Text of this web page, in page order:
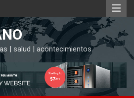
| salud | acontecimientos